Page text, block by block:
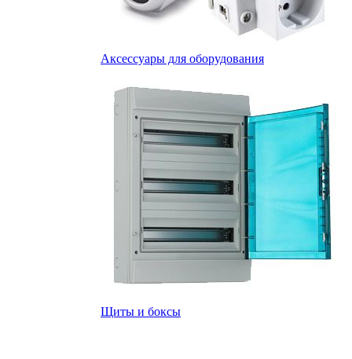
Аксессуары для оборудования
Щиты и боксы